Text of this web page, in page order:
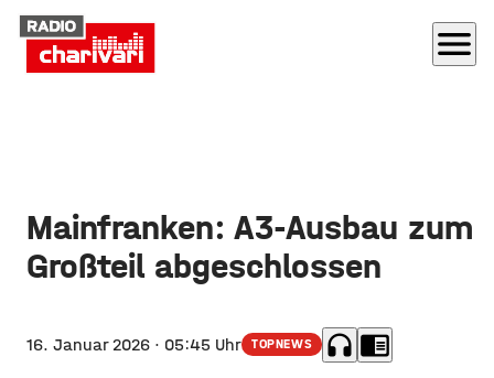
menu
Mainfranken: A3-Ausbau zum
Großteil abgeschlossen
16. Januar 2026 · 05:45 Uhr TOPNEWS headphones chrome_reader_mode